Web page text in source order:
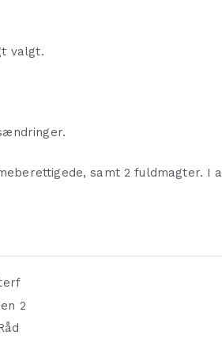
valgt.
samt 2 fuldmagter. I
2